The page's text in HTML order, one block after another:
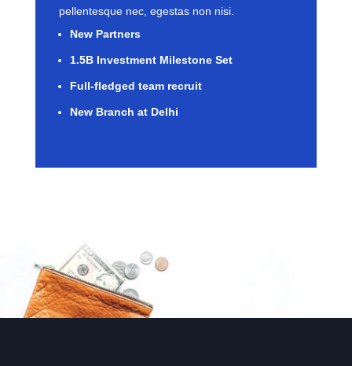
pellentesque nec, egestas non nisi.
New Partners
1.5B Investment Milestone Set
Full-fledged team recruit
New Branch at Delhi